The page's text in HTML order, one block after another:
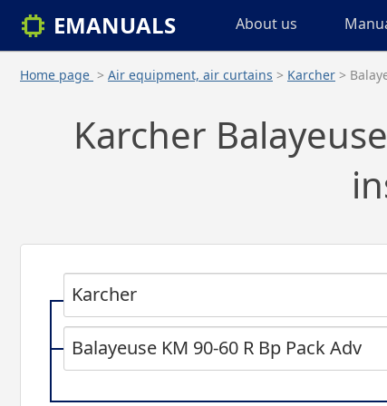
EMANUALS About us
Home page > Air equipment, air curtains > Karcher >
Karcher
Karcher
Balayeuse KM 90-60 R Bp Pack Adv